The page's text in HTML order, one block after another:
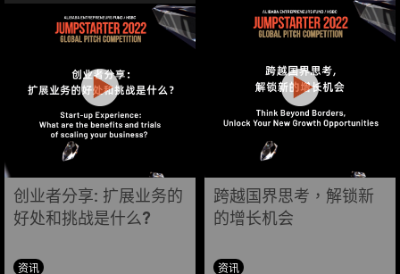
创业者分享: 扩展业务的
好处和挑战是什么?
资讯
跨越国界思考，解锁新
的增长机会
资讯